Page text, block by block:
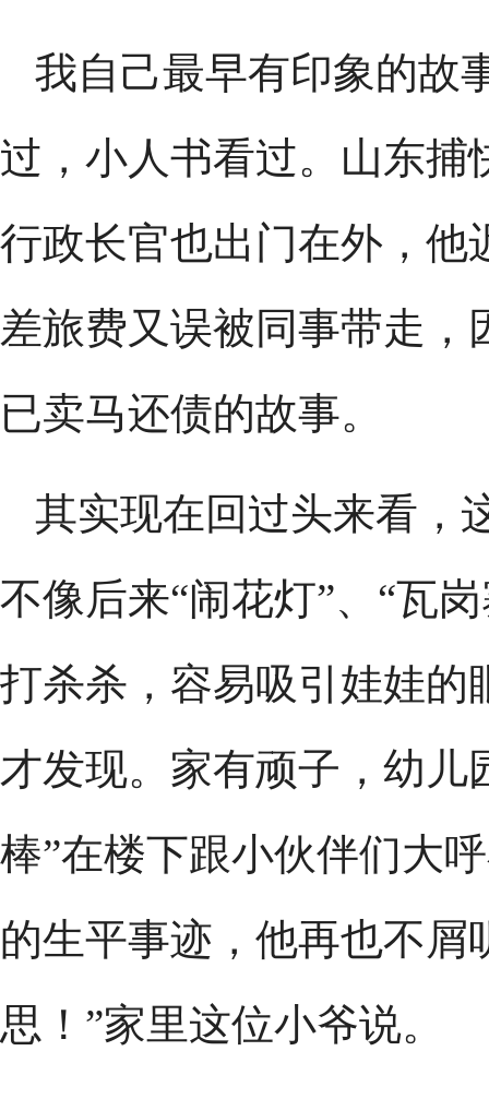
我自己最早有印象的故
过，小人书看过。山东捕
行政长官也出门在外，他
差旅费又误被同事带走
已卖马还债的故事。
其实现在回过头来看，
不像后来“闹花灯”、“瓦
打杀杀，容易吸引娃娃
才发现。家有顽子，幼儿
棒”在楼下跟小伙伴们大
的生平事迹，他再也不
思！”家里这位小爷说。